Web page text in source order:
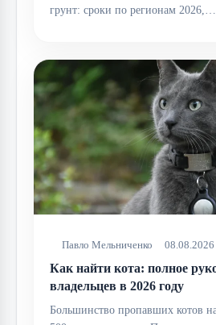
грунт: сроки по регионам 2026,…
Павло Мельниченко 08.08.2026
Как найти кота: полное
владельцев в 2026 году
Большинство пропавших котов